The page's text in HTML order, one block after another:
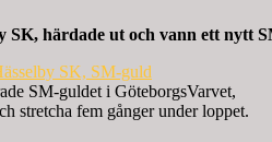
SK, härdade ut och vann ett
SM-guldet i GöteborgsVarvet,
stretcha fem gånger under loppet.